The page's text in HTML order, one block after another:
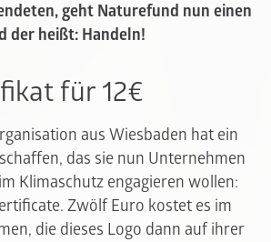
geht Naturefund nun einen
der heißt: Handeln!
für 12€
aus Wiesbaden hat ein
das sie nun Unternehmen
Klimaschutz engagieren wollen:
Zwölf Euro kostet es im
die dieses Logo dann auf ihrer